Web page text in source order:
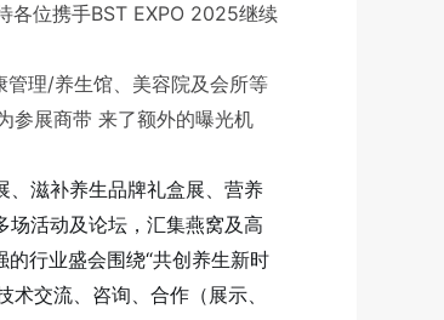
各位携手BST EXPO 2025继续
理/养生馆、美容院及会所等
参展商带 来了额外的曝光机
滋补养生品牌礼盒展、营养
活动及论坛，汇集燕窝及高
行业盛会围绕“共创养生新时
交流、咨询、合作（展示、